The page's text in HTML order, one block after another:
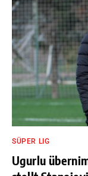
SÜPER LIG
Ugurlu